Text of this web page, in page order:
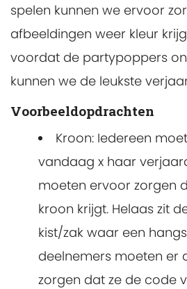
spelen kunnen we ervoor
afbeeldingen weer kleur
voordat de partypoppers
kunnen we de leukste
Voorbeeldopdrachten
Kroon: Iedereen
vandaag x haar
moeten ervoor zorgen
kroon krijgt. Helaas zit
kist/zak waar een
deelnemers moeten er
zorgen dat ze de code